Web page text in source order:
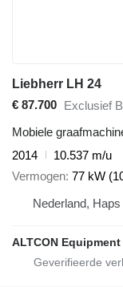
Liebherr LH 24
€ 87.700
Exclusief
Mobiele
2014
10.537 m/u
Vermogen 77 kW
Nederland, Haps
ALTCON Equipment